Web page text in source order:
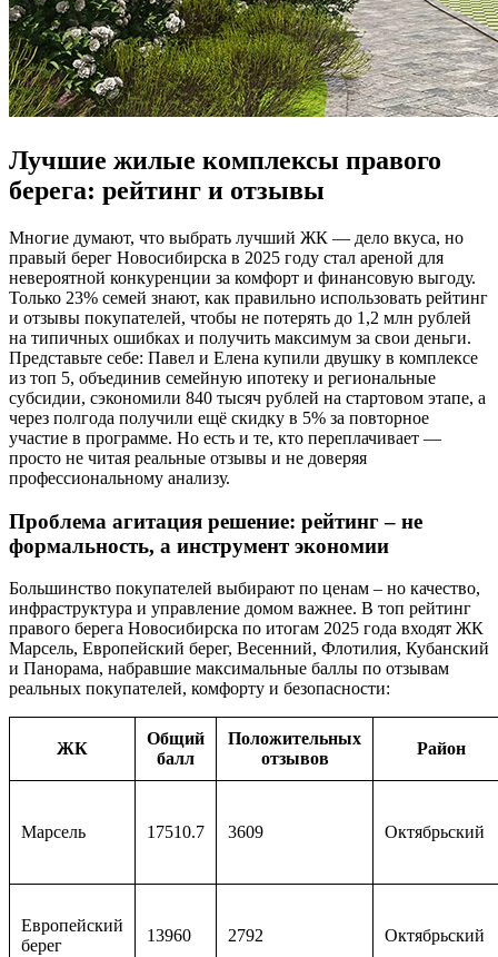
Лучшие жилые комплексы правого
берега: рейтинг и отзывы
Многие думают, что выбрать лучший ЖК — дело вкуса, но
правый берег Новосибирска в 2025 году стал ареной для
невероятной конкуренции за комфорт и финансовую выгоду.
Только 23% семей знают, как правильно использовать рейтинг
и отзывы покупателей, чтобы не потерять до 1,2 млн рублей
на типичных ошибках и получить максимум за свои деньги.
Представьте себе: Павел и Елена купили двушку в комплексе
из топ 5, объединив семейную ипотеку и региональные
субсидии, сэкономили 840 тысяч рублей на стартовом этапе, а
через полгода получили ещё скидку в 5% за повторное
участие в программе. Но есть и те, кто переплачивает —
просто не читая реальные отзывы и не доверяя
профессиональному анализу.
Проблема агитация решение: рейтинг – не
формальность, а инструмент экономии
Большинство покупателей выбирают по ценам – но качество,
инфраструктура и управление домом важнее. В топ рейтинг
правого берега Новосибирска по итогам 2025 года входят ЖК
Марсель, Европейский берег, Весенний, Флотилия, Кубанский
и Панорама, набравшие максимальные баллы по отзывам
реальных покупателей, комфорту и безопасности:
ЖК
Общий
балл
Положительных
отзывов
Район
Марсель 17510.7 3609 Октябрьский
Европейский
берег
13960 2792 Октябрьский